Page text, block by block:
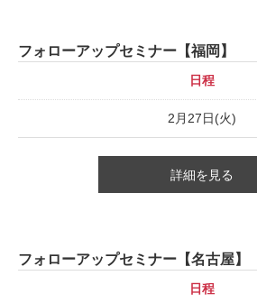
フォローアップセミナー【福岡】
日程
2月27日(火)
詳細を見る
フォローアップセミナー【名古屋】
日程